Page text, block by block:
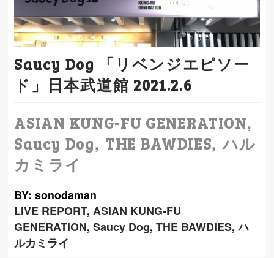
Saucy Dog 「リベンジエピソー
ド」日本武道館 2021.2.6
ASIAN KUNG-FU GENERATION,
Saucy Dog, THE BAWDIES,ハル
カミライ
BY: sonodaman
LIVE REPORT,ASIAN KUNG-FU
GENERATION,Saucy Dog,THE BAWDIES,ハ
ルカミライ